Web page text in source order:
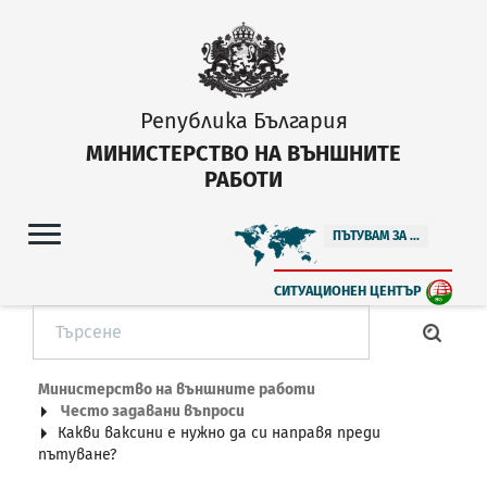
Република България
МИНИСТЕРСТВО НА ВЪНШНИТЕ
РАБОТИ
ПЪТУВАМ ЗА ...
СИТУАЦИОНЕН ЦЕНТЪР
Министерство на външните работи
Често задавани въпроси
Какви ваксини е нужно да си направя преди
пътуване?